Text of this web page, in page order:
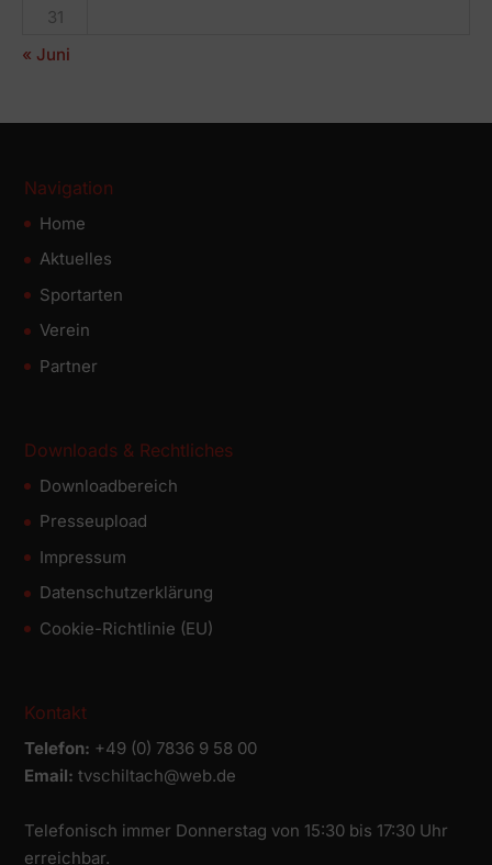
31
« Juni
Navigation
Home
Aktuelles
Sportarten
Verein
Partner
Downloads & Rechtliches
Downloadbereich
Presseupload
Impressum
Datenschutz­erklärung
Cookie-Richtlinie (EU)
Kontakt
Telefon: +49 (0) 7836 9 58 00
Email: tvschiltach@web.de
Telefonisch immer Donnerstag von 15:30 bis 17:30 Uhr
erreichbar.